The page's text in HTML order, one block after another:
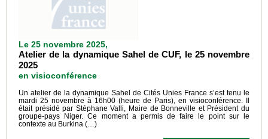
Le 25 novembre 2025,
Atelier de la dynamique Sahel de CUF, le 25 novembre
2025
en visioconférence
Un atelier de la dynamique Sahel de Cités Unies France s’est tenu le
mardi 25 novembre à 16h00 (heure de Paris), en visioconférence. Il
était présidé par Stéphane Valli, Maire de Bonneville et Président du
groupe-pays Niger. Ce moment a permis de faire le point sur le
contexte au Burkina (…)